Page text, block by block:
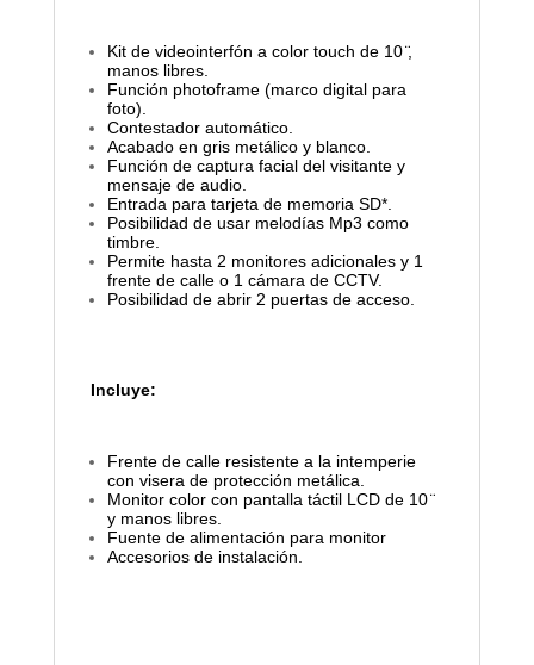
Kit de videointerfón a color touch de 10 ̈,
manos libres.
Función photoframe (marco digital para
foto).
Contestador automático.
Acabado en gris metálico y blanco.
Función de captura facial del visitante y
mensaje de audio.
Entrada para tarjeta de memoria SD*.
Posibilidad de usar melodías Mp3 como
timbre.
Permite hasta 2 monitores adicionales y 1
frente de calle o 1 cámara de CCTV.
Posibilidad de abrir 2 puertas de acceso.
Incluye:
Frente de calle resistente a la intemperie
con visera de protección metálica.
Monitor color con pantalla táctil LCD de 10 ̈
y manos libres.
Fuente de alimentación para monitor
Accesorios de instalación.